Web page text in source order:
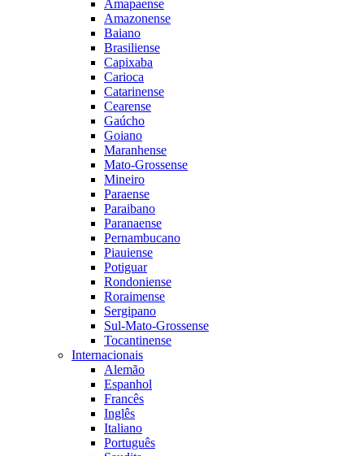
Amapaense
Amazonense
Baiano
Brasiliense
Capixaba
Carioca
Catarinense
Cearense
Gaúcho
Goiano
Maranhense
Mato-Grossense
Mineiro
Paraense
Paraibano
Paranaense
Pernambucano
Piauiense
Potiguar
Rondoniense
Roraimense
Sergipano
Sul-Mato-Grossense
Tocantinense
Internacionais
Alemão
Espanhol
Francês
Inglês
Italiano
Português